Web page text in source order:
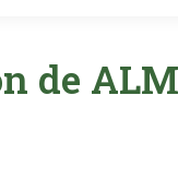
de